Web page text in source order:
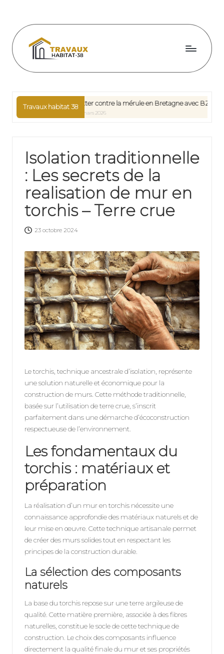
content
T
a
v
u
x
h
a
b
a
t
3
8
Travaux habitat 38
Lutter contre la mérule en Bretagne avec BZH Qualité :
Isolation traditionnelle
: Les secrets de la
realisation de mur en
torchis – Terre crue
23 octobre 2024
Le torchis, technique ancestrale d’isolation, représente
une solution naturelle et économique pour la
construction de murs. Cette méthode traditionnelle,
basée sur l’utilisation de terre crue, s’inscrit
parfaitement dans une démarche d’écoconstruction
respectueuse de l’environnement.
Les fondamentaux du
torchis : matériaux et
préparation
La réalisation d’un mur en torchis nécessite une
connaissance approfondie des matériaux naturels et de
leur mise en œuvre. Cette technique artisanale permet
de créer des murs solides tout en respectant les
principes de la construction durable.
La sélection des composants
naturels
La base du torchis repose sur une terre argileuse de
qualité. Cette matière première, associée à des fibres
naturelles, constitue le socle de cette technique de
construction. Le choix des composants influence
directement la qualité finale du mur et ses propriétés